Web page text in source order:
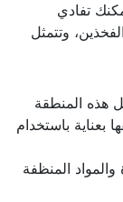
باستخدام